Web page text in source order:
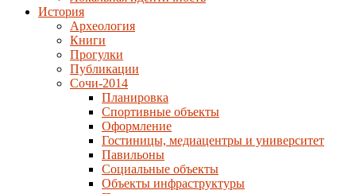
История
Археология
Книги
Прогулки
Публикации
Сочи-2014
Планировка
Спортивные объекты
Оформление
Гостиницы, медиацентры и университет
Павильоны
Социальные объекты
Объекты инфраструктуры